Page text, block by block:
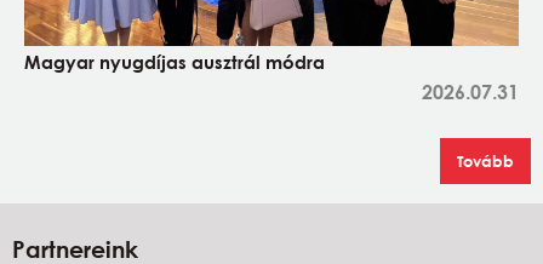
Magyar nyugdíjas ausztrál módra
2026.07.31
Tovább
Partnereink